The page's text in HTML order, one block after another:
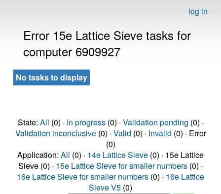
log in
Error 15e Lattice Sieve tasks for
computer 6909927
No tasks to display
State: All (0) · In progress(0) · Validation pending (0) ·
Validation inconclusive(0) · Valid (0) · Invalid (0) · Error
(0)
Application: All (0) · 14e Lattice Sieve (0) · 15e Lattice
Sieve (0) · 15e Lattice Sieve for smaller numbers (0) ·
16e Lattice Sieve for smaller numbers (0) · 16e Lattice
Sieve V5 (0)